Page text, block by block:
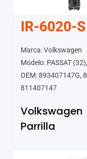
IR-6020-S
Marca: Volkswagen
Modelo: PASSAT
OEM: 893407147G,
811407147
Volkswagen
Parrilla